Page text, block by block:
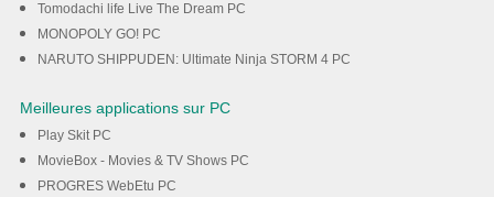
Tomodachi life Live The Dream PC
MONOPOLY GO! PC
NARUTO SHIPPUDEN: Ultimate Ninja STORM 4 PC
Meilleures applications sur PC
Play Skit PC
MovieBox - Movies & TV Shows PC
PROGRES WebEtu PC